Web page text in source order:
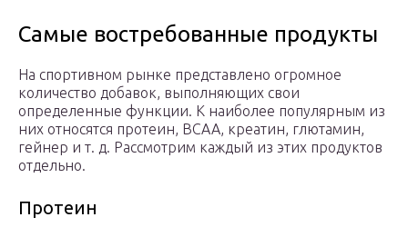
Самые востребованные продукты
На спортивном рынке представлено огромное
количество добавок, выполняющих свои
определенные функции. К наиболее популярным из
них относятся протеин, BCAA, креатин, глютамин,
гейнер и т. д. Рассмотрим каждый из этих продуктов
отдельно.
Протеин